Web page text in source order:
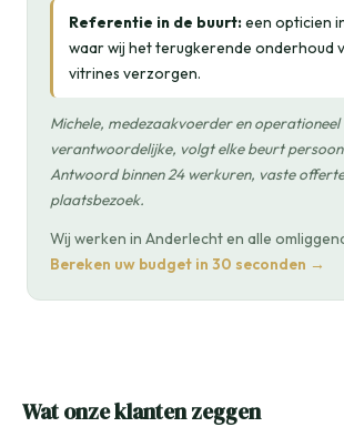
Referentie in de buurt:een opticien
waar wij het terugkerende onderhoud
vitrines verzorgen.
Michele, medezaakvoerder en operationeel
verantwoordelijke, volgt elke beurt
Antwoord binnen 24 werkuren, vaste
plaatsbezoek.
Wij werken in Anderlecht en alle
Bereken uw budget in 30 seconden →
Wat onze klanten zeggen